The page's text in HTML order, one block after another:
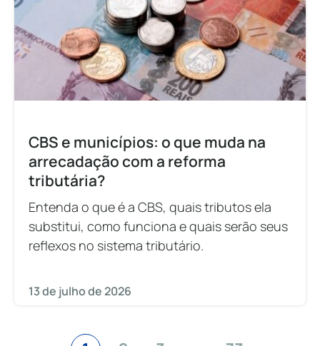
CBS e municípios: o que muda na
arrecadação com a reforma
tributária?
Entenda o que é a CBS, quais tributos ela
substitui, como funciona e quais serão seus
reflexos no sistema tributário.
13 de julho de 2026